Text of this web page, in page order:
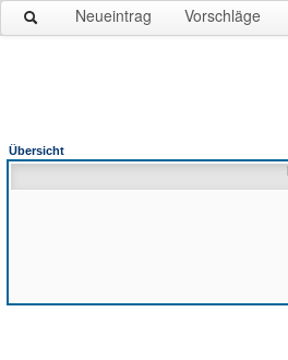
Neueintrag Vorschläge
Übersicht